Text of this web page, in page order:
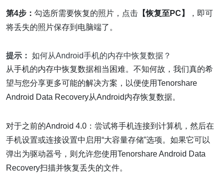
第4步： 勾选所需要恢复的照片，点击 【恢复至PC】
，即可
将丢失的照片保存到电脑端了。
提示： 如何从Android手机的内存中恢复数据？
从手机的内存中恢复数据相当困难。不知何故，我们真的希
望与您分享更多可能的解决方案，以便使用Tenorshare
Android Data Recovery从Android内存恢复数据。
对于之前的Android 4.0：尝试将手机连接到计算机，然后在
手机设置或连接设置中启用“大容量存储”选项。如果它可以
弹出为驱动器号，则允许您使用Tenorshare Android Data
Recovery扫描并恢复丢失的文件。